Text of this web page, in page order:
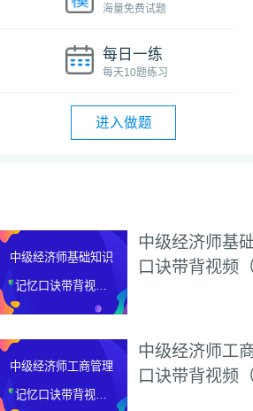
海量免费试题
每日一练
每天10题练习
进入做题
中级经济师基础知识记忆
口诀带背视频（讲师：李
碧茹）
中级经济师工商管理记忆
口诀带背视频（讲师：李
碧茹）